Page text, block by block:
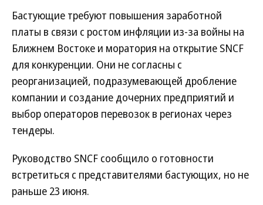
Бастующие требуют повышения заработной
платы в связи с ростом инфляции из-за войны на
Ближнем Востоке и моратория на открытие SNCF
для конкуренции. Они не согласны с
реорганизацией, подразумевающей дробление
компании и создание дочерних предприятий и
выбор операторов перевозок в регионах через
тендеры.
Руководство SNCF сообщило о готовности
встретиться с представителями бастующих, но не
раньше 23 июня.